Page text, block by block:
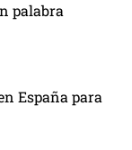
palabra
España para